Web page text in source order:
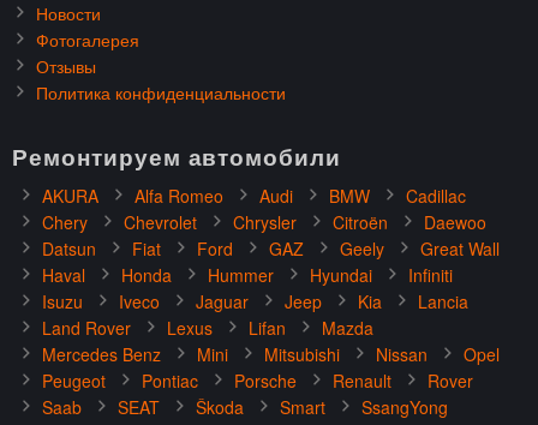
Новости
Фотогалерея
Отзывы
Политика конфиденциальности
Ремонтируем автомобили
AKURA Alfa Romeo Audi BMW
Cadillac
Chery
Chevrolet Chrysler Citroën
Daewoo
Datsun
Fiat Ford GAZ Geely
Great Wall
Haval
Honda Hummer Hyundai
Infiniti
Isuzu
Iveco Jaguar Jeep Kia
Lancia
Land Rover
Lexus Lifan
Mazda
Mercedes Benz
Mini Mitsubishi Nissan
Opel
Peugeot
Pontiac Porsche Renault
Rover
Saab
SEAT Škoda Smart
SsangYong